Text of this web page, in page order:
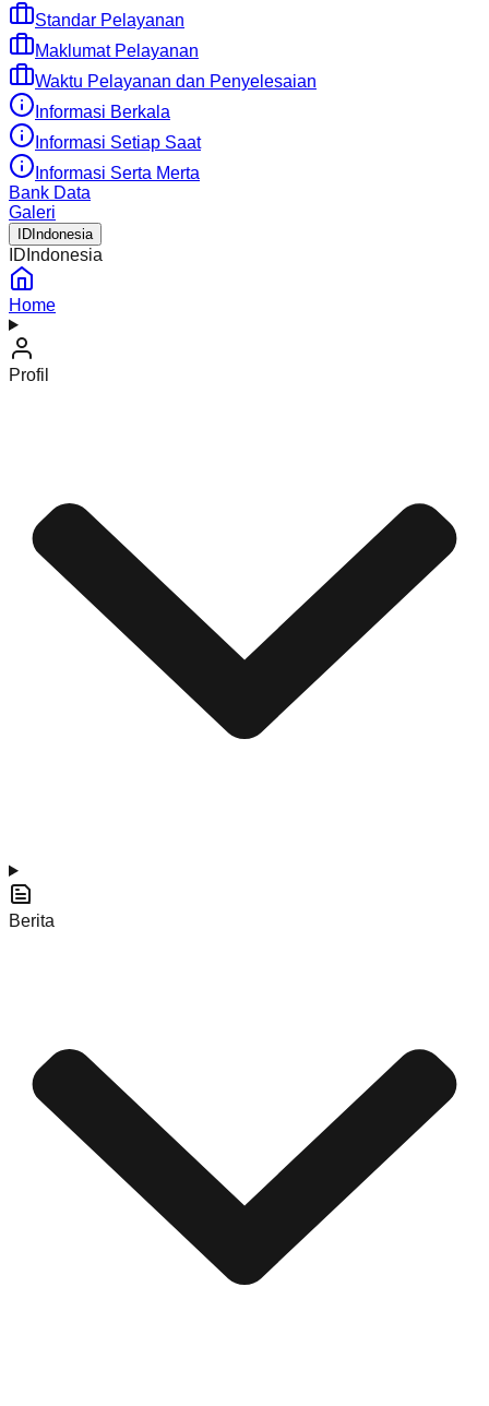
Standar Pelayanan
Maklumat Pelayanan
Waktu Pelayanan dan Penyelesaian
Informasi Berkala
Informasi Setiap Saat
Informasi Serta Merta
Bank Data
Galeri
ID Indonesia
ID Indonesia
Home
Profil
Berita